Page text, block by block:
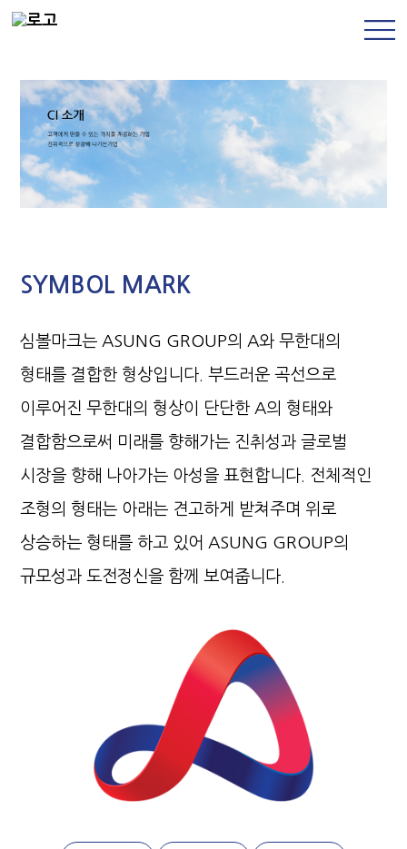
SYMBOL MARK
심볼마크는 ASUNG GROUP의 A와 무한대의
형태를 결합한 형상입니다. 부드러운 곡선으로
이루어진 무한대의 형상이 단단한 A의 형태와
결합함으로써 미래를 향해가는 진취성과 글로벌
시장을 향해 나아가는 아성을 표현합니다. 전체적인
조형의 형태는 아래는 견고하게 받쳐주며 위로
상승하는 형태를 하고 있어 ASUNG GROUP의
규모성과 도전정신을 함께 보여줍니다.